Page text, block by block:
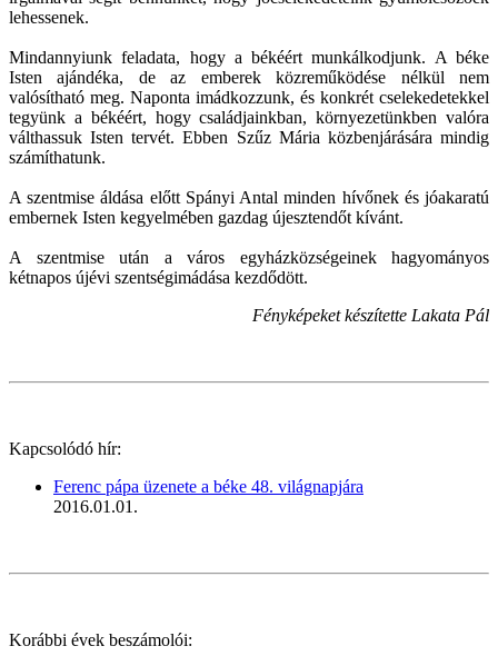
lehessenek.
Mindannyiunk feladata, hogy a békéért munkálkodjunk. A béke
Isten ajándéka, de az emberek közreműködése nélkül nem
valósítható meg. Naponta imádkozzunk, és konkrét cselekedetekkel
tegyünk a békéért, hogy családjainkban, környezetünkben valóra
válthassuk Isten tervét. Ebben Szűz Mária közbenjárására mindig
számíthatunk.
A szentmise áldása előtt Spányi Antal minden hívőnek és jóakaratú
embernek Isten kegyelmében gazdag újesztendőt kívánt.
A szentmise után a város egyházközségeinek hagyományos
kétnapos újévi szentségimádása kezdődött.
Fényképeket készítette Lakata Pál
Kapcsolódó hír:
Ferenc pápa üzenete a béke 48. világnapjára
2016.01.01.
Korábbi évek beszámolói: